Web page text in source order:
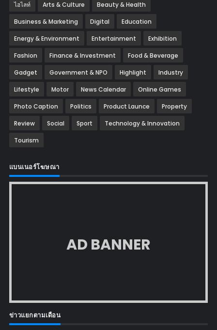
ไฮไลท์ Arts & Culture Beauty & Health
Business & Marketing Digital Education
Energy & Environment Entertainment Exhibition
Fashion Finance & Investment Food & Beverage
Gadget Government & NPO Highlight Industry
Lifestyle Motor News Calendar Online Games
Photo Caption Politics Product Launce Property
Review Social Sport Technology & Innovation
Tourism
แบนเนอร์โฆษณา
AD BANNER
ข่าวแยกตามเดือน